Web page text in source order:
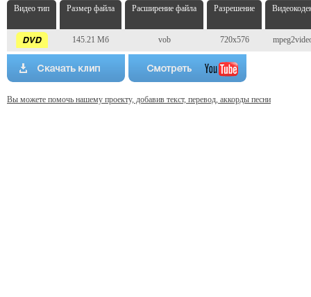
Видео тип Размер файла Расширение файла Разрешение
145.21 Мб vob 720x576
Вы можете помочь нашему проекту, добавив текст, перевод, аккорды песни